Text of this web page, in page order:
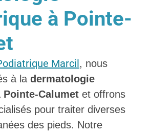
à Pointe-
Marcil, nous
à la dermatologie
Calumet et offrons
pour traiter diverses
des pieds. Notre